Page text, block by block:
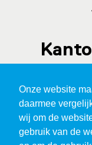
Onze website
daarmee
wij om de
gebruik van de